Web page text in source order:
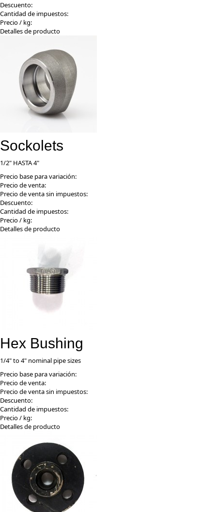
Descuento:
Cantidad de impuestos:
Precio / kg:
Detalles de producto
Sockolets
1/2" HASTA 4"
Precio base para variación:
Precio de venta:
Precio de venta sin impuestos:
Descuento:
Cantidad de impuestos:
Precio / kg:
Detalles de producto
Hex Bushing
1/4" to 4" nominal pipe sizes
Precio base para variación:
Precio de venta:
Precio de venta sin impuestos:
Descuento:
Cantidad de impuestos:
Precio / kg:
Detalles de producto